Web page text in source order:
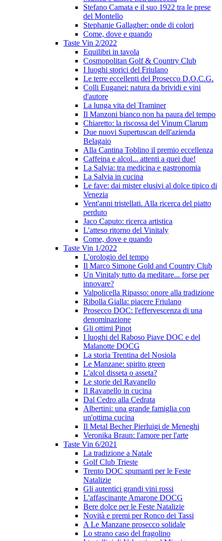
Stefano Camata e il suo 1922 tra le prese
del Montello
Stephanie Gallagher: onde di colori
Come, dove e quando
Taste Vin 2/2022
Equilibri in tavola
Cosmopolitan Golf & Country Club
I luoghi storici del Friulano
Le terre eccellenti del Prosecco D.O.C.G.
Colli Euganei: natura da brividi e vini
d'autore
La lunga vita del Traminer
Il Manzoni bianco non ha paura del tempo
Chiaretto: la riscossa del Vinum Clarum
Due nuovi Supertuscan dell'azienda
Belagaio
Alla Cantina Toblino il premio eccellenza
Caffeina e alcol... attenti a quei due!
La Salvia: tra medicina e gastronomia
La Salvia in cucina
Le fave: dai mister elusivi al dolce tipico di
Venezia
Vent'anni tristellati. Alla ricerca del piatto
perduto
Jaco Caputo: ricerca artistica
L'atteso ritorno del Vinitaly
Come, dove e quando
Taste Vin 1/2022
L'orologio del tempo
Il Marco Simone Gold and Country Club
Un Vinitaly tutto da meditare... forse per
innovare?
Valpolicella Ripasso: onore alla tradizione
Ribolla Gialla: piacere Friulano
Prosecco DOC: l'effervescenza di una
denominazione
Gli ottimi Pinot
I luoghi del Raboso Piave DOC e del
Malanotte DOCG
La storia Trentina del Nosiola
Le Manzane: spirito green
L'alcol disseta o asseta?
Le storie del Ravanello
Il Ravanello in cucina
Dal Cedro alla Cedrata
Albertini: una grande famiglia con
un'ottima cucina
Il Metal Becher Pierluigi de Meneghi
Veronika Braun: l'amore per l'arte
Taste Vin 6/2021
La tradizione a Natale
Golf Club Trieste
Trento DOC spumanti per le Feste
Natalizie
Gli autentici grandi vini rossi
L'affascinante Amarone DOCG
Bere dolce per le Feste Natalizie
Novità e premi per Ronco dei Tassi
A Le Manzane prosecco solidale
Lo strano caso del fragolino